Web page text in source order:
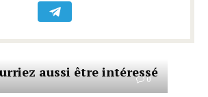
aussi être intéressé
0